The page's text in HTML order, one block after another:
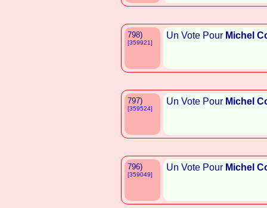
798)
[359921]
Un Vote Pour Michel
797)
[359524]
Un Vote Pour Michel
796)
[359049]
Un Vote Pour Michel